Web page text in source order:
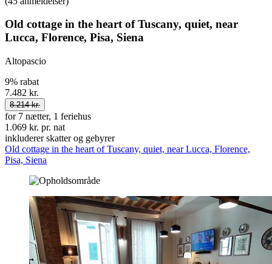
Old cottage in the heart of Tuscany, quiet, near
Lucca, Florence, Pisa, Siena
Altopascio
9% rabat
7.482 kr.
8.214 kr.
for 7 nætter, 1 feriehus
1.069 kr. pr. nat
inkluderer skatter og gebyrer
Old cottage in the heart of Tuscany, quiet, near Lucca, Florence,
Pisa, Siena